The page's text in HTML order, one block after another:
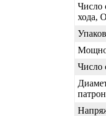
Число
хода,
Число